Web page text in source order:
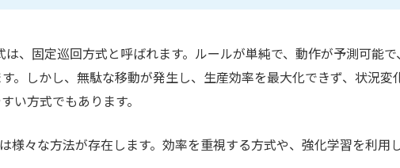
、固定巡回方式と呼ばれます。ルールが単純で、動作が予測可能で、
。しかし、無駄な移動が発生し、生産効率を最大化できず、状況変
い方式でもあります。
様々な方法が存在します。効率を重視する方式や、強化学習を利用